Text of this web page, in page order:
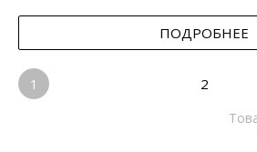
ПОДРОБНЕЕ
1 2